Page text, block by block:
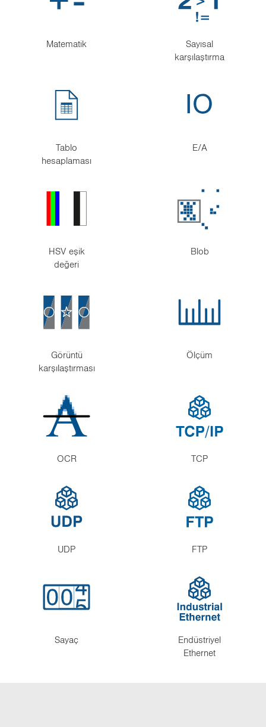
Matematik
Sayısal
karşılaştırma
Tablo
hesaplaması
E/A
HSV eşik
değeri
Blob
Görüntü
karşılaştırması
Ölçüm
OCR TCP
UDP FTP
Sayaç
Endüstriyel
Ethernet